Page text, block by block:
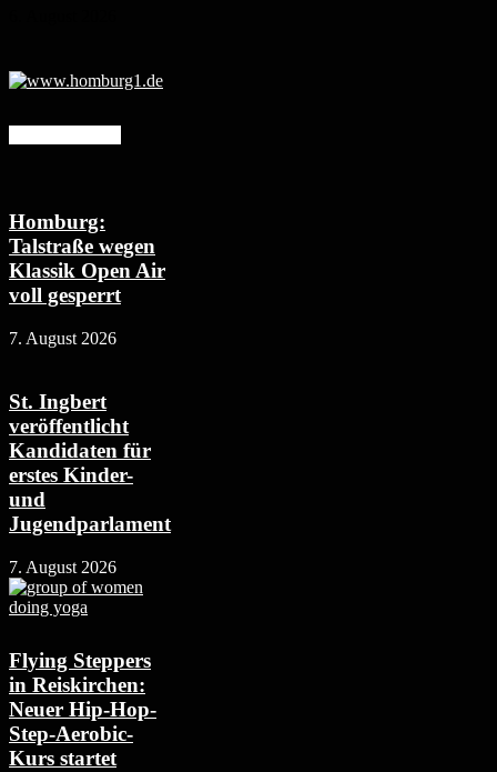
Homburg:
Talstraße wegen
Klassik Open Air
voll gesperrt
7. August 2026
St. Ingbert
veröffentlicht
Kandidaten für
erstes Kinder-
und
Jugendparlament
7. August 2026
Flying Steppers
in Reiskirchen:
Neuer Hip-Hop-
Step-Aerobic-
Kurs startet